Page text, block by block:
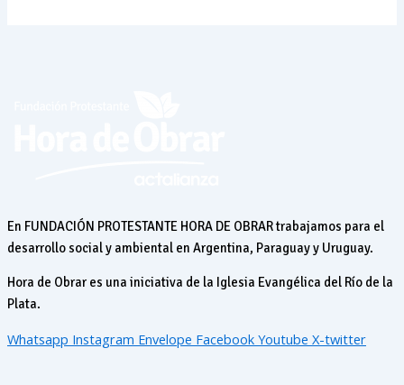
En FUNDACIÓN PROTESTANTE HORA DE OBRAR trabajamos para el
desarrollo social y ambiental en Argentina, Paraguay y Uruguay.
Hora de Obrar es una iniciativa de la Iglesia Evangélica del Río de la
Plata.
Whatsapp Instagram Envelope Facebook Youtube X-twitter